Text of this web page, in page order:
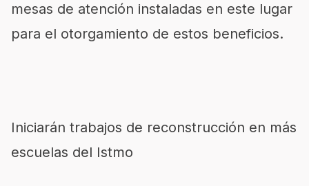
mesas de atención instaladas en este lugar
para el otorgamiento de estos beneficios.
Iniciarán trabajos de reconstrucción en más
escuelas del Istmo